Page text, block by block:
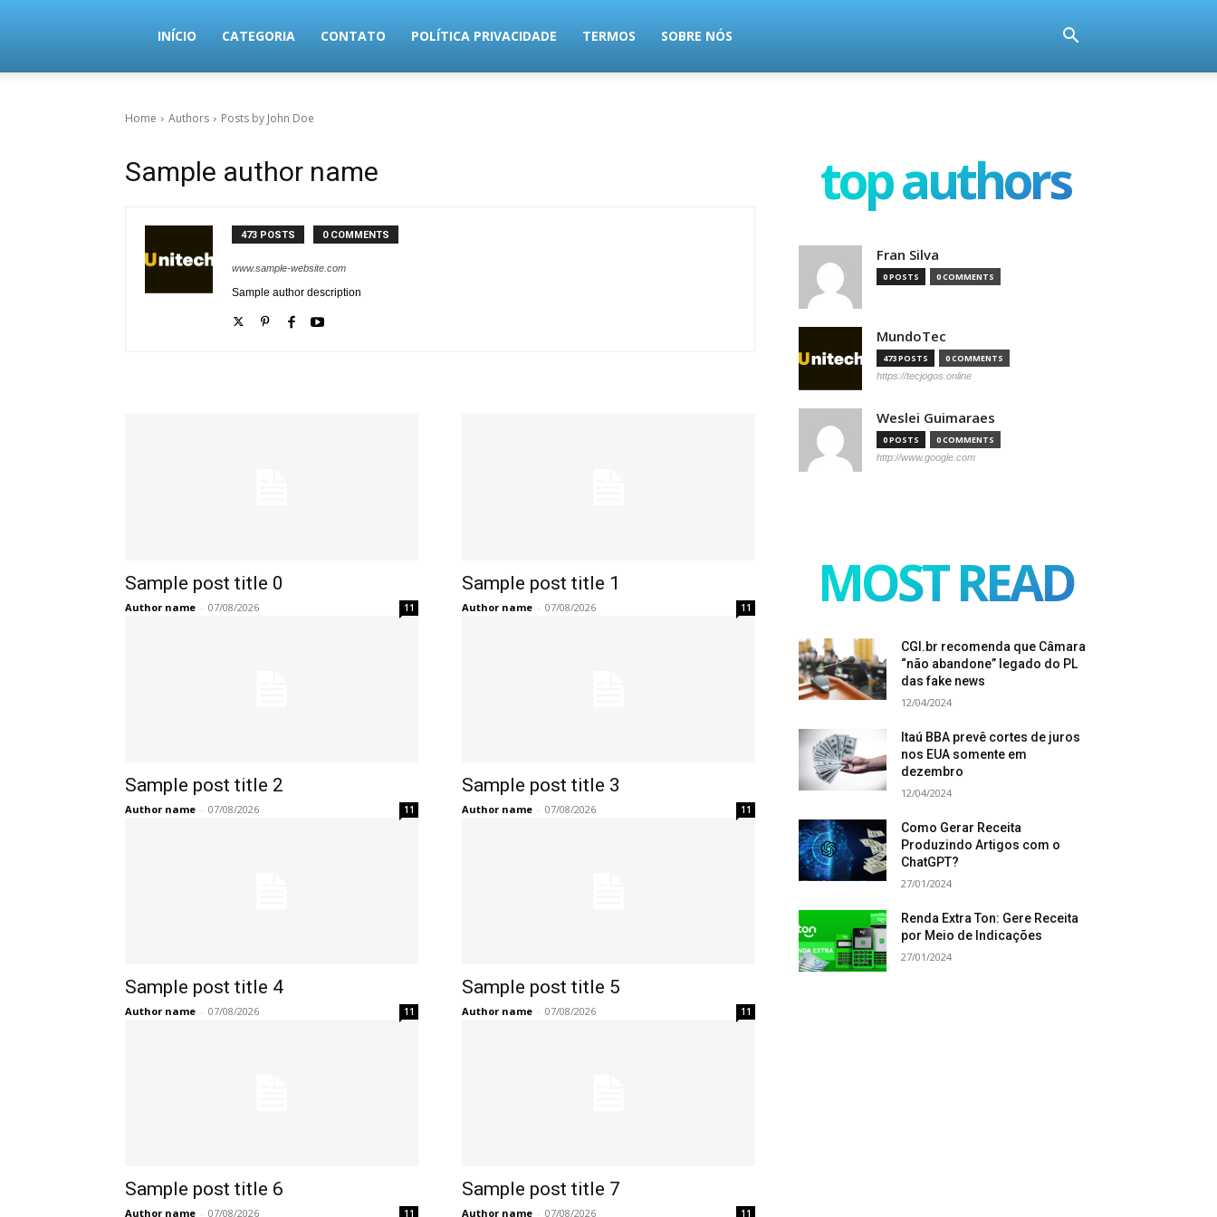
MundoTec
INÍCIO CATEGORIA CONTATO POLÍTICA PRIVACIDADE TERMOS SOBRE NÓS
Home Authors Posts by John Doe
Sample author name
473 POSTS 0 COMMENTS
www.sample-website.com
Sample author description
Sample post title 0
Author name - 07/08/2026 11
Sample post title 1
Author name - 07/08/2026 11
Sample post title 2
Author name - 07/08/2026 11
Sample post title 3
Author name - 07/08/2026 11
Sample post title 4
Author name - 07/08/2026 11
Sample post title 5
Author name - 07/08/2026 11
Sample post title 6
Author name - 07/08/2026 11
Sample post title 7
Author name - 07/08/2026 11
top authors
Fran Silva
0 POSTS 0 COMMENTS
MundoTec
473 POSTS 0 COMMENTS
https://tecjogos.online
Weslei Guimaraes
0 POSTS 0 COMMENTS
http://www.google.com
MOST READ
CGI.br recomenda que Câmara
“não abandone” legado do PL
das fake news
12/04/2024
Itaú BBA prevê cortes de juros
nos EUA somente em
dezembro
12/04/2024
Como Gerar Receita
Produzindo Artigos com o
ChatGPT?
27/01/2024
Renda Extra Ton: Gere Receita
por Meio de Indicações
27/01/2024